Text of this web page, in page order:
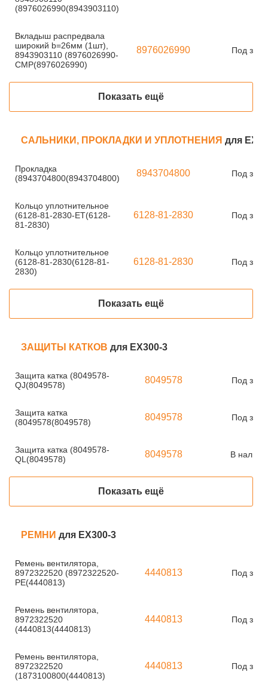
(8976026990(8943903110)
Вкладыш распредвала
широкий b=26мм (1шт),
8943903110 (8976026990-
CMP(8976026990)
8976026990 Под
Показать ещё
САЛЬНИКИ, ПРОКЛАДКИ И УПЛОТНЕНИЯ для
Прокладка
(8943704800(8943704800)
8943704800 Под
Кольцо уплотнительное
(6128-81-2830-ET(6128-
81-2830)
6128-81-2830 Под
Кольцо уплотнительное
(6128-81-2830(6128-81-
2830)
6128-81-2830 Под
Показать ещё
ЗАЩИТЫ КАТКОВ для EX300-3
Защита катка (8049578-
QJ(8049578)
8049578 Под
Защита катка
(8049578(8049578)
8049578 Под
Защита катка (8049578-
QL(8049578)
8049578 В
Показать ещё
РЕМНИ для EX300-3
Ремень вентилятора,
8972322520 (8972322520-
PE(4440813)
4440813 Под
Ремень вентилятора,
8972322520
(4440813(4440813)
4440813 Под
Ремень вентилятора,
8972322520
(1873100800(4440813)
4440813 Под